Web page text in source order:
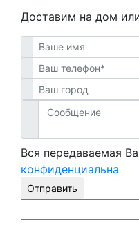
Доставим на дом
Вся передаваемая
конфиденциальна
Отправить